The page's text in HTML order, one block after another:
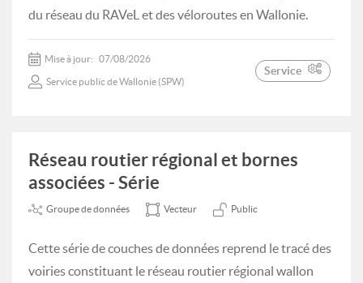
du réseau du RAVeL et des véloroutes en Wallonie.
Mise à jour: 07/08/2026
Service public de Wallonie (SPW)
Service
Réseau routier régional et bornes
associées - Série
Groupe de données Vecteur Public
Cette série de couches de données reprend le tracé des
voiries constituant le réseau routier régional wallon